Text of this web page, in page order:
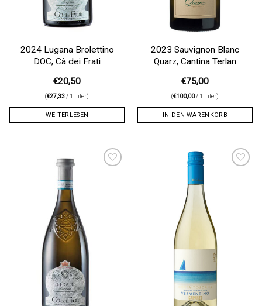
2024 Lugana Brolettino
DOC, Cà dei Frati
€20,50
(€27,33/ 1 Liter)
WEITERLESEN
2023 Sauvignon Blanc
Quarz, Cantina Terlan
€75,00
(€100,00/ 1 Liter)
IN DEN WARENKORB